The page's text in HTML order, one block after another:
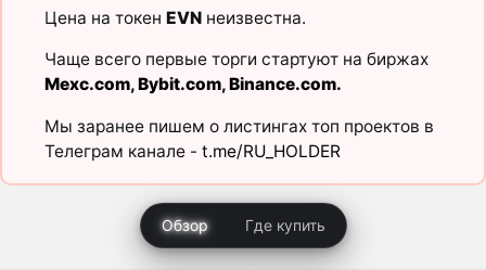
Цена на токен EVNнеизвестна.
Чаще всего первые торги стартуют на биржах
Mexc.com,Bybit.com,Binance.com.
Мы заранее пишем о листингах топ проектов в
Телеграм канале - t.me/RU_HOLDER
Обзор Где купить